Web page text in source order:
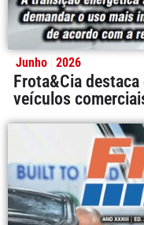
Junho 2026
Frota&Cia
veículos